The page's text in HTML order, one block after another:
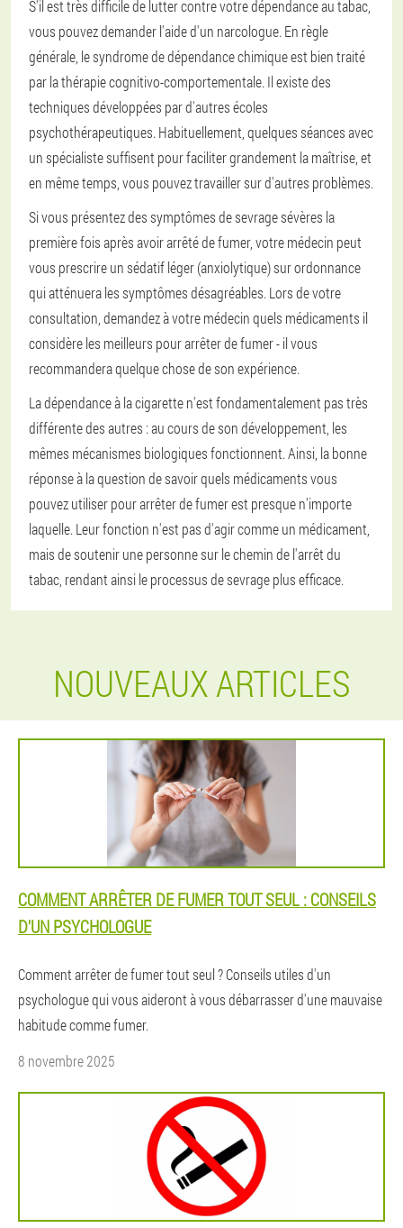
S'il est très difficile de lutter contre votre dépendance au tabac,
vous pouvez demander l'aide d'un narcologue. En règle
générale, le syndrome de dépendance chimique est bien traité
par la thérapie cognitivo-comportementale. Il existe des
techniques développées par d'autres écoles
psychothérapeutiques. Habituellement, quelques séances avec
un spécialiste suffisent pour faciliter grandement la maîtrise, et
en même temps, vous pouvez travailler sur d'autres problèmes.
Si vous présentez des symptômes de sevrage sévères la
première fois après avoir arrêté de fumer, votre médecin peut
vous prescrire un sédatif léger (anxiolytique) sur ordonnance
qui atténuera les symptômes désagréables. Lors de votre
consultation, demandez à votre médecin quels médicaments il
considère les meilleurs pour arrêter de fumer - il vous
recommandera quelque chose de son expérience.
La dépendance à la cigarette n'est fondamentalement pas très
différente des autres : au cours de son développement, les
mêmes mécanismes biologiques fonctionnent. Ainsi, la bonne
réponse à la question de savoir quels médicaments vous
pouvez utiliser pour arrêter de fumer est presque n'importe
laquelle. Leur fonction n'est pas d'agir comme un médicament,
mais de soutenir une personne sur le chemin de l'arrêt du
tabac, rendant ainsi le processus de sevrage plus efficace.
NOUVEAUX ARTICLES
COMMENT ARRÊTER DE FUMER TOUT SEUL : CONSEILS
D'UN PSYCHOLOGUE
Comment arrêter de fumer tout seul ? Conseils utiles d'un
psychologue qui vous aideront à vous débarrasser d'une mauvaise
habitude comme fumer.
8 novembre 2025